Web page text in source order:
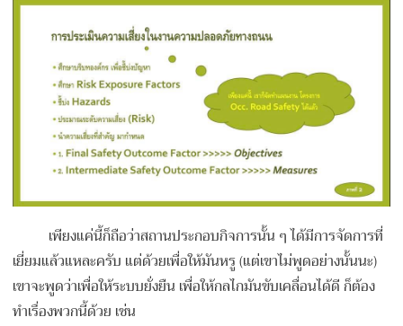
เพียงแค่นี้ก็ถือว่าสถานประกอบกิจการนั้น ๆ ได้มีการจัดการที่
เยี่ยมแล้วแหละครับ แต่ด้วยเพื่อให้มันหรู (แต่เขาไม่พูดอย่างนั้นนะ)
เขาจะพูดว่าเพื่อให้ระบบยั่งยืน เพื่อให้กลไกมันขับเคลื่อนได้ดี ก็ต้อง
ทำเรื่องพวกนี้ด้วย เช่น